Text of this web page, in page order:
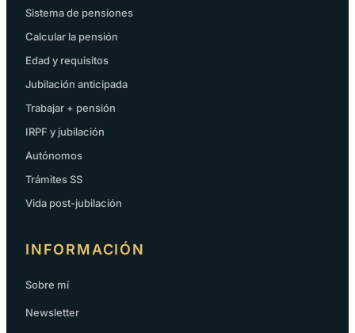
Sistema de pensiones
Calcular la pensión
Edad y requisitos
Jubilación anticipada
Trabajar + pensión
IRPF y jubilación
Autónomos
Trámites SS
Vida post-jubilación
INFORMACIÓN
Sobre mí
Newsletter